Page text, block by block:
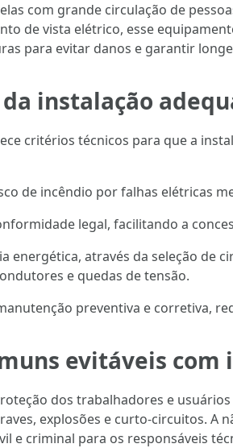
com grande circulação de
de vista elétrico, esse
para evitar danos e garantir
instalação
critérios técnicos para que a
de incêndio por falhas elétricas
legal, facilitando a
energética, através da seleção de
e quedas de tensão.
preventiva e corretiva,
evitáveis com
dos trabalhadores e
explosões e curto-circuitos. A
e criminal para os responsáveis